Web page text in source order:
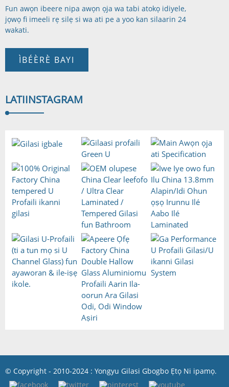
Fun awọn ibeere nipa awọn ọja wa tabi atokọ idiyele,
jọwọ fi imeeli rẹ silẹ si wa ati pe a yoo kan silaarin 24
wakati.
ÌBÉÈRÈ BAYI
LATIINSTAGRAM
© Copyright - 2010-2024 : Yongyu Gilasi Gbogbo Ẹtọ Ni ipamọ.